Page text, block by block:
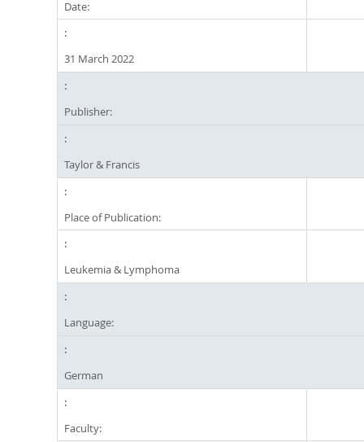
Date:
31 March 2022
Publisher:
Taylor & Francis
Place of Publication:
Leukemia & Lymphoma
Language:
German
Faculty: